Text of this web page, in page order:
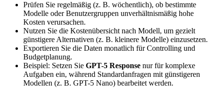
Prüfen Sie regelmäßig (z. B. wöchentlich), ob bestimmte
Modelle oder Benutzergruppen unverhältnismäßig hohe
Kosten verursachen.
Nutzen Sie die Kostenübersicht nach Modell, um gezielt
günstigere Alternativen (z. B. kleinere Modelle) einzusetzen.
Exportieren Sie die Daten monatlich für Controlling und
Budgetplanung.
Beispiel: Setzen Sie GPT-5 Response nur für komplexe
Aufgaben ein, während Standardanfragen mit günstigeren
Modellen (z. B. GPT-5 Nano) bearbeitet werden.